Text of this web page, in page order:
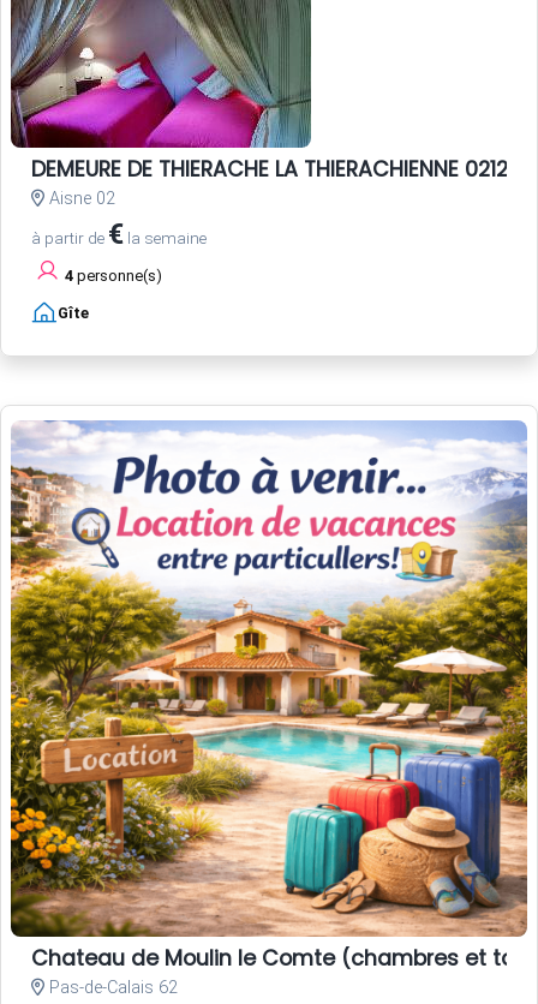
DEMEURE DE THIERACHE LA THIERACHIENNE 02120
Aisne 02
à partir de € la semaine
4 personne(s)
Gîte
Chateau de Moulin le Comte (chambres et
Pas-de-Calais 62